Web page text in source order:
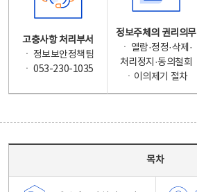
고충사항 처리부서
ㆍ 정보보안정책팀
ㆍ 053-230-1035
정보주체의 권리의무
ㆍ 열람·정정·삭제·
처리정지·동의철회
ㆍ이의제기 절차
목차